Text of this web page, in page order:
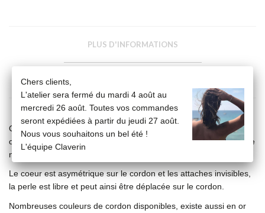
PLUS D'INFORMATIONS
Coeur en or blanc 18 carats, gravé Claverin au verso, et perle de
culture blanche 3 mm sur bracelet cordon, ajustable au moyen de
noeuds coulissants.
Le coeur est asymétrique sur le cordon et les attaches invisibles,
la perle est libre et peut ainsi être déplacée sur le cordon.
Nombreuses couleurs de cordon disponibles, existe aussi en or
Chers clients,
L'atelier sera fermé du mardi 4 août au
mercredi 26 août. Toutes vos commandes
seront expédiées à partir du jeudi 27 août.
Nous vous souhaitons un bel été !
L'équipe Claverin